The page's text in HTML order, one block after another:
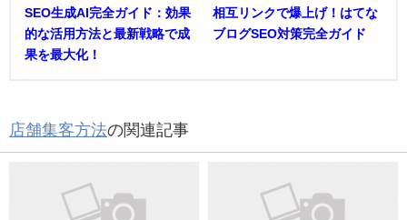
SEO生成AI完全ガイド：効果
的な活用方法と最新戦略で成
果を最大化！
相互リンクで爆上げ！はてな
ブログSEO対策完全ガイド
店舗集客方法の関連記事